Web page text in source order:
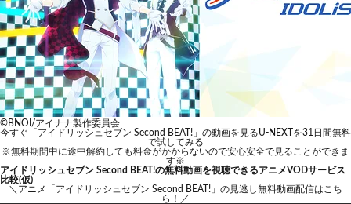
©BNOI/アイナナ製作委員会
今すぐ「アイドリッシュセブン Second BEAT!」の動画を見るU-NEXTを31日間無料
で試してみる
※無料期間中に途中解約しても料金がかからないので安心安全で見ることができま
す※
アイドリッシュセブン Second BEAT!の無料動画を視聴できるアニメVODサービス
比較(仮)
＼アニメ「アイドリッシュセブン Second BEAT!」の見逃し無料動画配信はこち
ら！／